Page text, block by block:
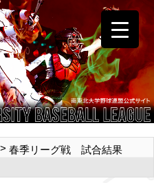
> 春季リーグ戦 試合結果